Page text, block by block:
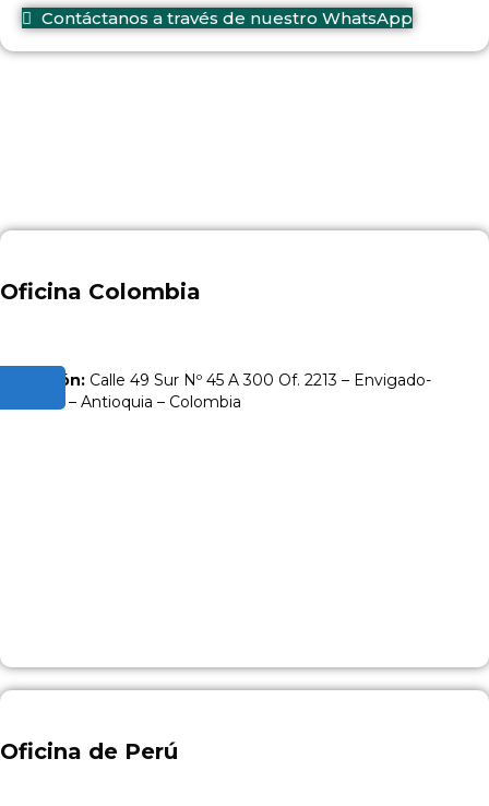
Contáctanos a través de nuestro WhatsApp
Oficina Colombia
Dirección: Calle 49 Sur Nº 45 A 300 Of. 2213 – Envigado-
Medellin – Antioquia – Colombia
Oficina de Perú